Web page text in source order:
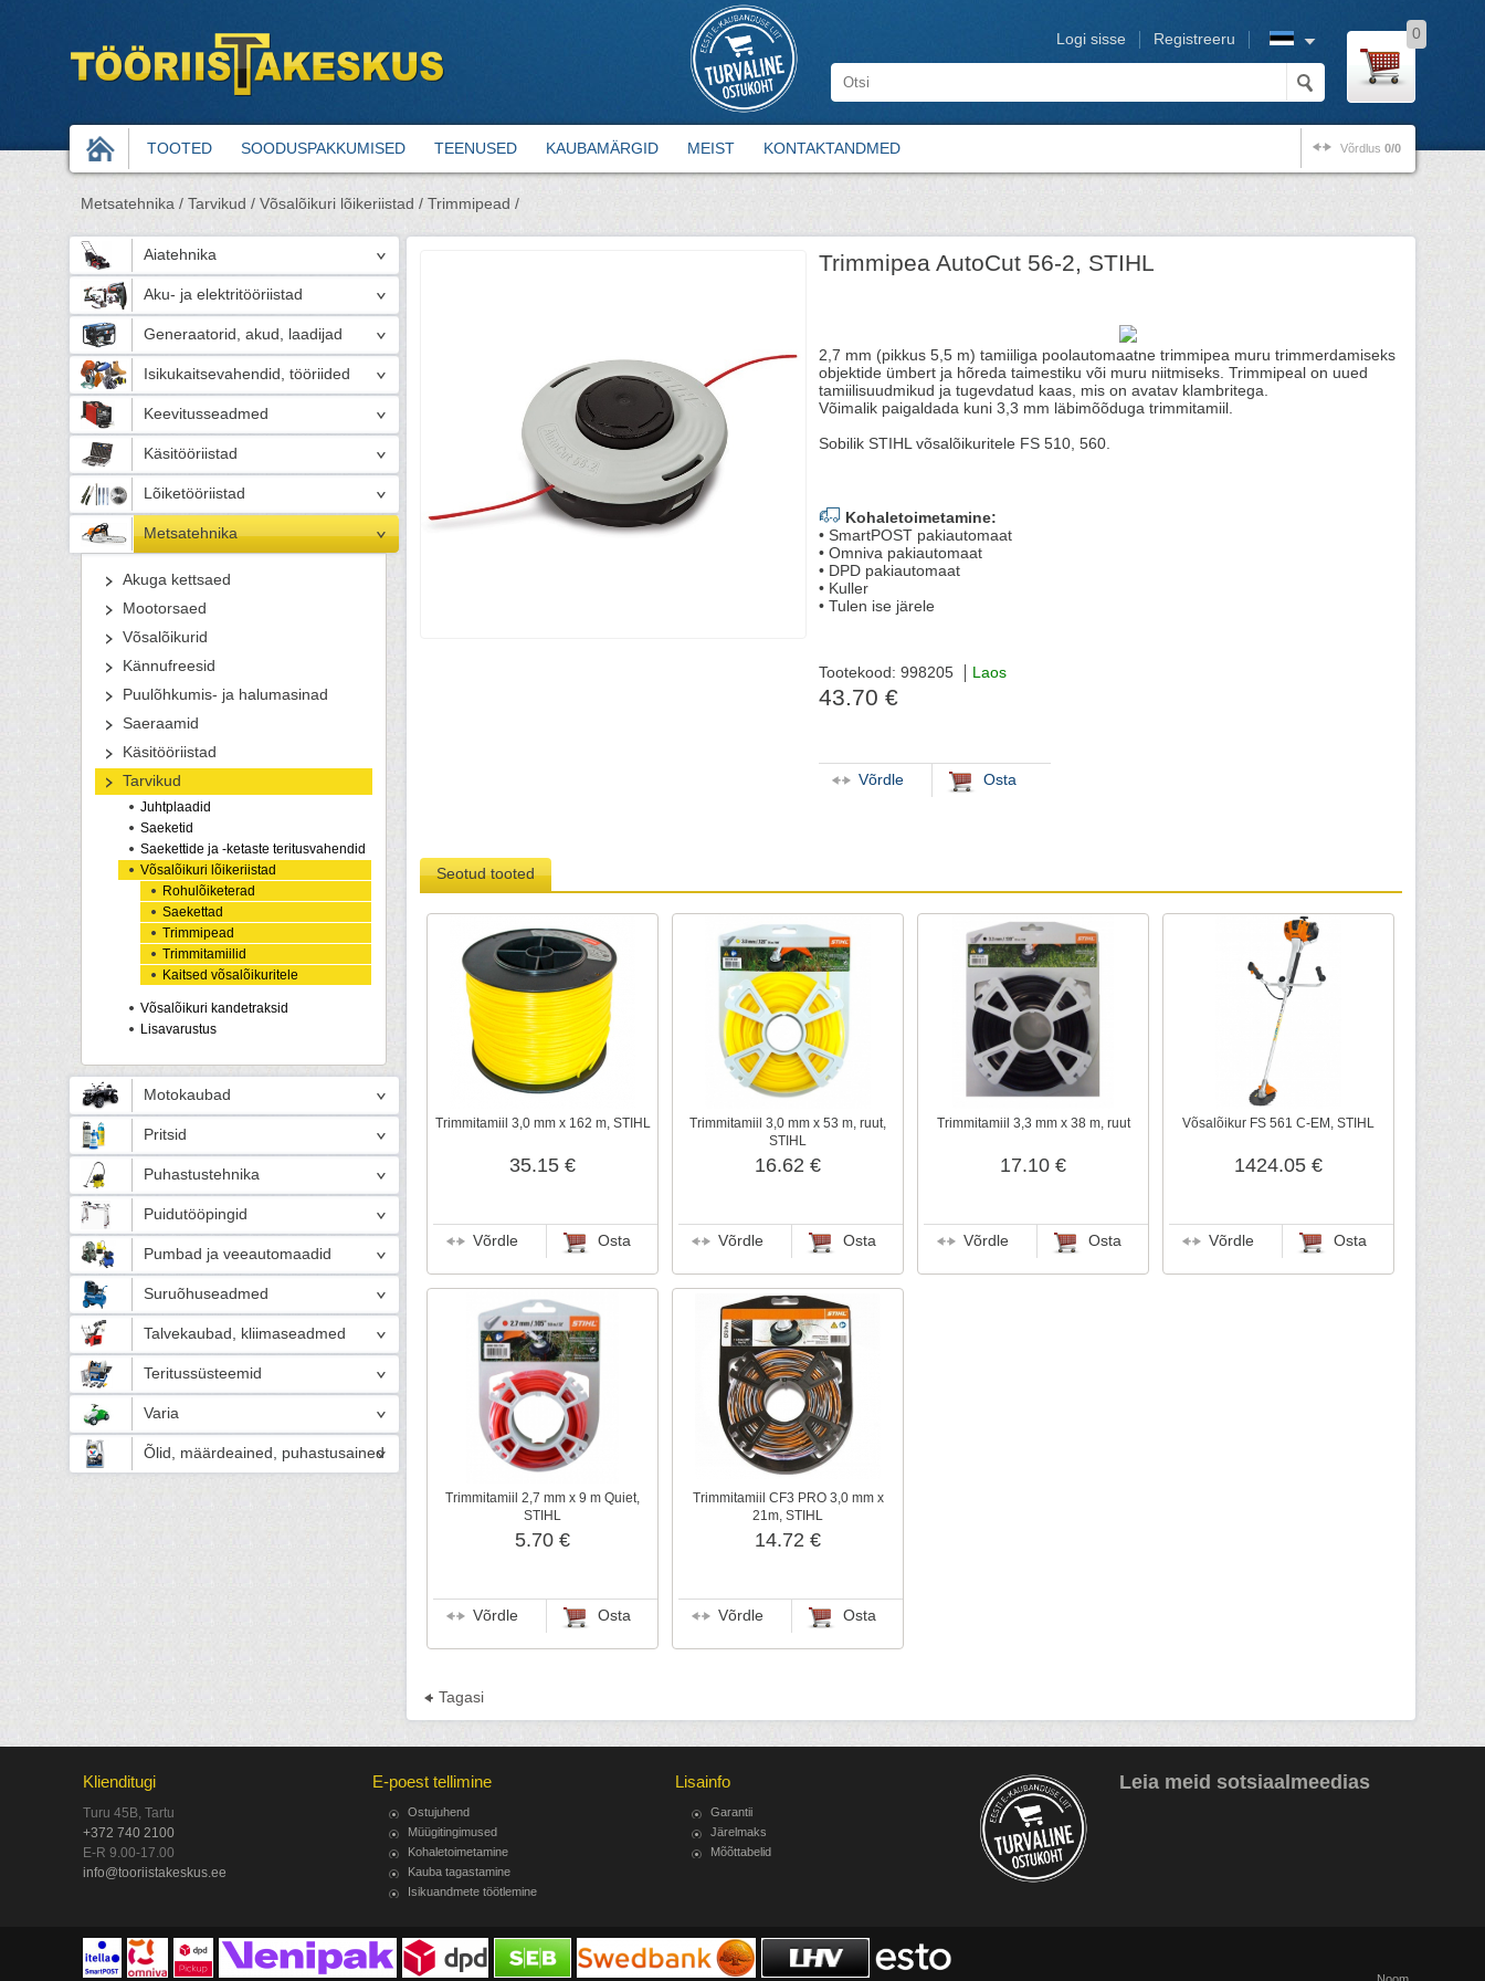
Registreeru
Logi sisse 0
TOOTED SOODUSPAKKUMISED TEENUSED KAUBAMÄRGID MEIST KONTAKTANDMED Võrdlus 0/0
Metsatehnika / Tarvikud / Võsalõikuri lõikeriistad / Trimmipead /
Aiatehnika
Aku- ja elektritööriistad
Generaatorid, akud, laadijad
Isikukaitsevahendid, tööriided
Keevitusseadmed
Käsitööriistad
Lõiketööriistad
Metsatehnika
Akuga kettsaed
Mootorsaed
Võsalõikurid
Kännufreesid
Puulõhkumis- ja halumasinad
Saeraamid
Käsitööriistad
Tarvikud
Juhtplaadid
Saeketid
Saekettide ja -ketaste teritusvahendid
Võsalõikuri lõikeriistad
Rohulõiketerad
Saekettad
Trimmipead
Trimmitamiilid
Kaitsed võsalõikuritele
Võsalõikuri kandetraksid
Lisavarustus
Motokaubad
Pritsid
Puhastustehnika
Puidutööpingid
Pumbad ja veeautomaadid
Suruõhuseadmed
Talvekaubad, kliimaseadmed
Teritussüsteemid
Varia
Õlid, määrdeained, puhastusained
Trimmipea AutoCut 56-2, STIHL
2,7 mm (pikkus 5,5 m) tamiiliga poolautomaatne trimmipea muru trimmerdamiseks
objektide ümbert ja hõreda taimestiku või muru niitmiseks. Trimmipeal on uued
tamiilisuudmikud ja tugevdatud kaas, mis on avatav klambritega.
Võimalik paigaldada kuni 3,3 mm läbimõõduga trimmitamiil.
Sobilik STIHL võsalõikuritele FS 510, 560.
Kohaletoimetamine:
• SmartPOST pakiautomaat
• Omniva pakiautomaat
• DPD pakiautomaat
• Kuller
• Tulen ise järele
Tootekood: 998205 Laos
43.70 €
Võrdle Osta
Seotud tooted
Trimmitamiil 3,0 mm x 162 m, STIHL
35.15 €
Võrdle Osta
Trimmitamiil 3,0 mm x 53 m, ruut,
STIHL
16.62 €
Võrdle Osta
Trimmitamiil 3,3 mm x 38 m, ruut
17.10 €
Võrdle Osta
Võsalõikur FS 561 C-EM, STIHL
1424.05 €
Võrdle Osta
Trimmitamiil 2,7 mm x 9 m Quiet,
STIHL
5.70 €
Võrdle Osta
Trimmitamiil CF3 PRO 3,0 mm x
21m, STIHL
14.72 €
Võrdle Osta
Tagasi
Klienditugi
Turu 45B, Tartu
+372 740 2100
E-R 9.00-17.00
info@tooriistakeskus.ee
E-poest tellimine
Ostujuhend
Müügitingimused
Kohaletoimetamine
Kauba tagastamine
Isikuandmete töötlemine
Lisainfo
Garantii
Järelmaks
Mõõttabelid
Leia meid sotsiaalmeedias